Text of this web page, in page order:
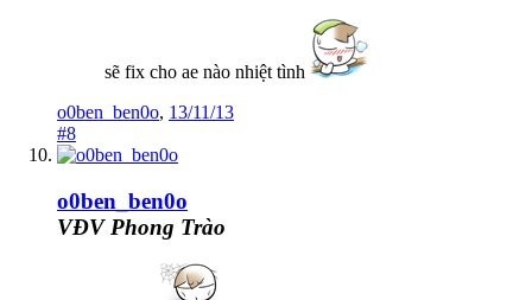
sẽ fix cho ae nào nhiệt tình
o0ben_ben0o, 13/11/13
#8
o0ben_ben0o
VĐV Phong Trào